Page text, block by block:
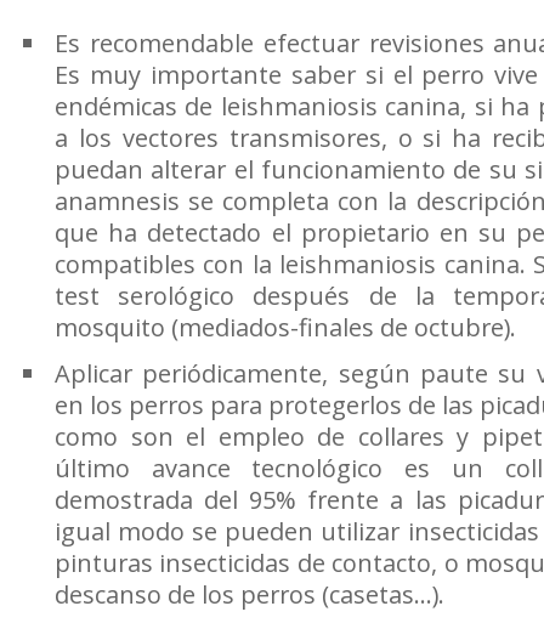
Es recomendable efectuar revisiones
Es muy importante saber si el perro
endémicas de leishmaniosis canina, si
a los vectores transmisores, o si ha
puedan alterar el funcionamiento de su
anamnesis se completa con la
que ha detectado el propietario en su
compatibles con la leishmaniosis canina.
test serológico después de la
mosquito (mediados-finales de octubre).
Aplicar periódicamente, según paute su
en los perros para protegerlos de las
como son el empleo de collares y
último avance tecnológico es un
demostrada del 95% frente a las
igual modo se pueden utilizar
pinturas insecticidas de contacto, o
descanso de los perros (casetas...).